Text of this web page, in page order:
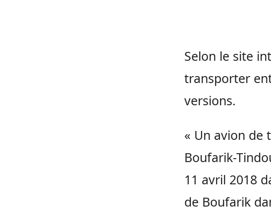
Selon le site
transporter
versions.
« Un avion de
Boufarik-
11 avril 2018
de Boufarik